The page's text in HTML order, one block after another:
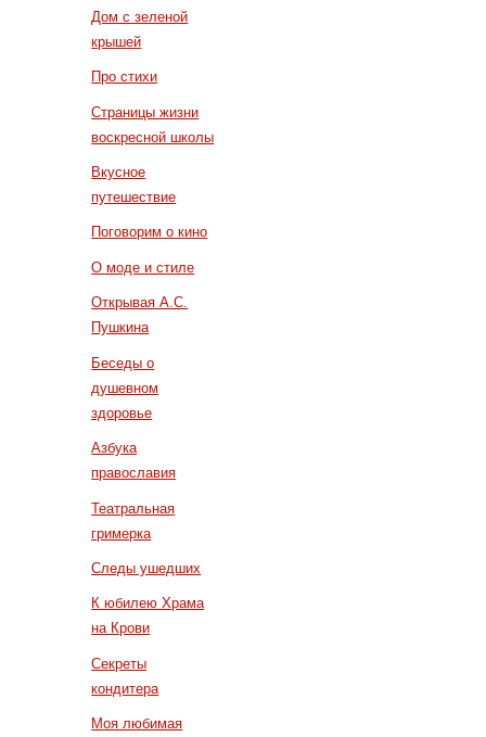
Дом с зеленой
крышей
Про стихи
Страницы жизни
воскресной школы
Вкусное
путешествие
Поговорим о кино
О моде и стиле
Открывая А.С.
Пушкина
Беседы о
душевном
здоровье
Азбука
православия
Театральная
гримерка
Следы ушедших
К юбилею Храма
на Крови
Секреты
кондитера
Моя любимая